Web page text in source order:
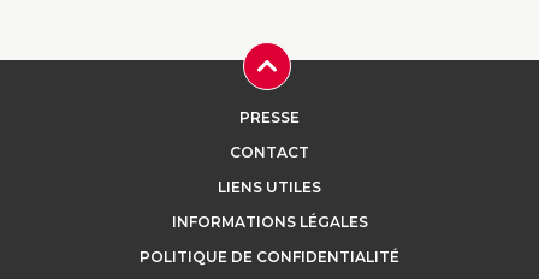
PRESSE
CONTACT
LIENS UTILES
INFORMATIONS LÉGALES
POLITIQUE DE CONFIDENTIALITÉ